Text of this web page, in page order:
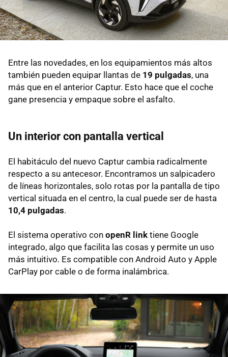
Entre las novedades, en los equipamientos más altos
también pueden equipar llantas de 19 pulgadas, una
más que en el anterior Captur. Esto hace que el coche
gane presencia y empaque sobre el asfalto.
Un interior con pantalla vertical
El habitáculo del nuevo Captur cambia radicalmente
respecto a su antecesor. Encontramos un salpicadero
de líneas horizontales, solo rotas por la pantalla de tipo
vertical situada en el centro, la cual puede ser de hasta
10,4 pulgadas.
El sistema operativo con openR link tiene Google
integrado, algo que facilita las cosas y permite un uso
más intuitivo. Es compatible con Android Auto y Apple
CarPlay por cable o de forma inalámbrica.